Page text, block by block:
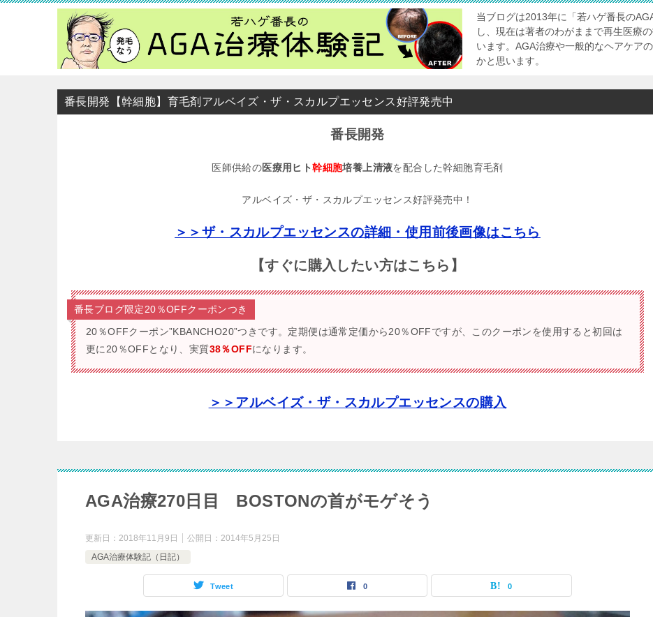
当ブログは2013年に「若ハゲ番長の
し、現在は著者のわがままで再生医療
います。AGA治療や一般的なヘアケア
かと思います。
番長開発【幹細胞】育毛剤アルベイズ・ザ・スカルプエッセンス好評発売中
番長開発
医師供給の医療用ヒト幹細胞培養上清液を配合した幹細胞育毛剤
アルベイズ・ザ・スカルプエッセンス好評発売中！
＞＞ザ・スカルプエッセンスの詳細・使用前後画像はこちら
【すぐに購入したい方はこちら】
番長ブログ限定20％OFFクーポンつき
20％OFFクーポン”KBANCHO20”つきです。 定期便は通常定価から20％OFFですが、このクーポンを使用すると初回は
更に20％OFFとなり、実質38％OFFになります。
＞＞アルベイズ・ザ・スカルプエッセンスの購入
AGA治療270日目 BOSTONの首がモゲそう
更新日： 2018年11月9日 公開日： 2014年5月25日
AGA治療体験記（日記）
Tweet 0 0